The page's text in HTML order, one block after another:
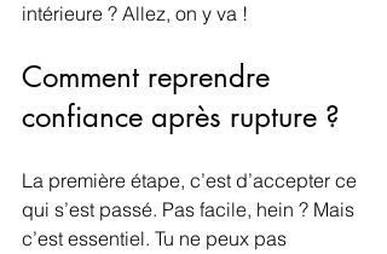
intérieure ? Allez, on y va !
Comment reprendre
confiance après rupture ?
La première étape, c’est d’accepter ce
qui s’est passé. Pas facile, hein ? Mais
c’est essentiel. Tu ne peux pas